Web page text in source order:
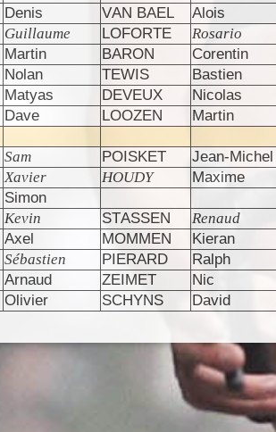
Denis VAN BAEL Alois
Guillaume LOFORTE Rosario
Martin BARON
Corentin
Nolan TEWIS
Bastien
Matyas DEVEUX Nicolas
Dave LOOZEN Martin
Sam POISKET Jean-Michel
Xavier HOUDY Maxime
Simon
Kevin STASSEN Renaud
Axel MOMMEN Kieran
Sébastien PIERARD Ralph
Arnaud ZEIMET Nic
Olivier SCHYNS David